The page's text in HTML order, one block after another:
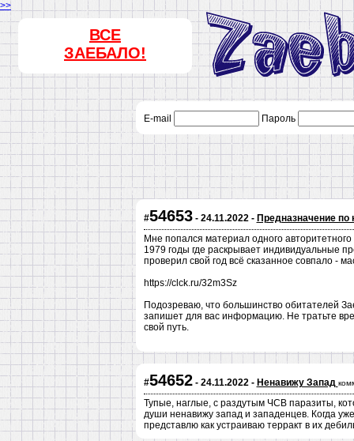
>>
ВСЕ
ЗАЕБАЛО!
E-mail Пароль
#54653- 24.11.2022 - Предназначение по
Мне попался материал одного
1979 годы где раскрывает индивидуальные
проверил свой год всё сказанное совпало -
https://clck.ru/32m3Sz
Подозреваю, что большинство обитателей
запишет для вас информацию. Не тратьте
свой путь.
#54652- 24.11.2022 - Ненавижу Запад
Тупые, наглые, с раздутым ЧСВ паразиты,
души ненавижу запад и западенцев. Когда
представлю как устраиваю терракт в их